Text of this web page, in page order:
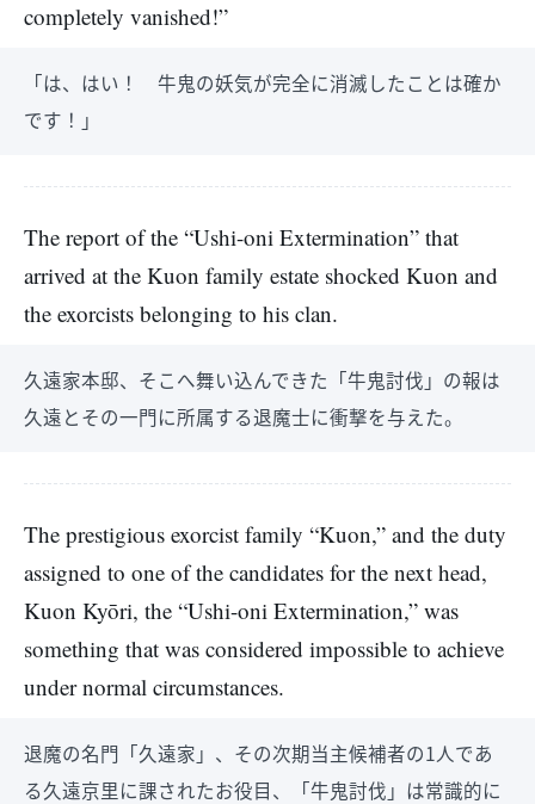
completely vanished!”
「は、はい！ 牛鬼の妖気が完全に消滅したことは確か
です！」
The report of the “Ushi-oni Extermination” that
arrived at the Kuon family estate shocked Kuon and
the exorcists belonging to his clan.
久遠家本邸、そこへ舞い込んできた「牛鬼討伐」の報は
久遠とその一門に所属する退魔士に衝撃を与えた。
The prestigious exorcist family “Kuon,” and the duty
assigned to one of the candidates for the next head,
Kuon Kyōri, the “Ushi-oni Extermination,” was
something that was considered impossible to achieve
under normal circumstances.
退魔の名門「久遠家」、その次期当主候補者の1人であ
る久遠京里に課されたお役目、「牛鬼討伐」は常識的に